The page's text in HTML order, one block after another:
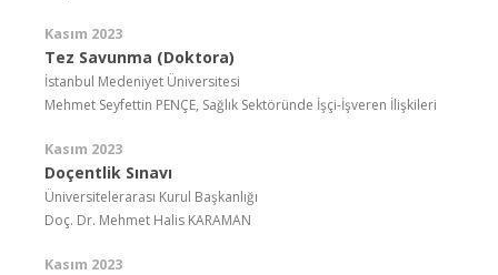
Kasım 2023
Tez Savunma (Doktora)
İstanbul Medeniyet Üniversitesi
Mehmet Seyfettin PENÇE, Sağlık Sektöründe İşçi-İşveren İlişkileri
Kasım 2023
Doçentlik Sınavı
Üniversitelerarası Kurul Başkanlığı
Doç. Dr. Mehmet Halis KARAMAN
Kasım 2023